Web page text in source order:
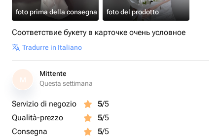
foto prima della consegna foto del prodotto
Соответствие букету в карточке очень условное
Tradurre in Italiano
M
Mittente
Questa settimana
Servizio di negozio 5/5
Qualità-prezzo
5/5
Consegna
5/5